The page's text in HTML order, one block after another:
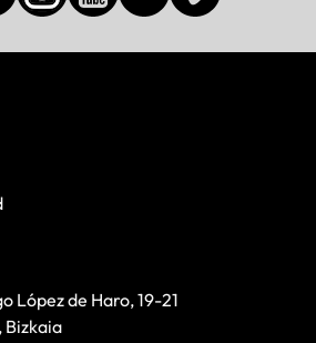
López de Haro, 19-21
Bizkaia